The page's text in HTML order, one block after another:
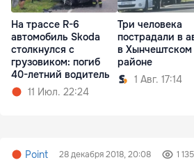
На трассе R-6
автомобиль Skoda
столкнулся с
грузовиком: погиб
40-летний водитель
11 Июл. 22:24
Три человека
пострадали в
в Хынчештском
районе
1 Авг. 17:14
Point 28 декабря 2018, 20:08 1 135